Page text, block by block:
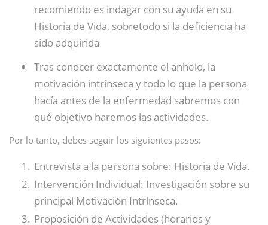
recomiendo es indagar con su ayuda en su
Historia de Vida, sobretodo si la deficiencia ha
sido adquirida
Tras conocer exactamente el anhelo, la
motivación intrínseca y todo lo que la persona
hacía antes de la enfermedad sabremos con
qué objetivo haremos las actividades.
Por lo tanto, debes seguir los siguientes pasos:
Entrevista a la persona sobre: Historia de Vida.
Intervención Individual: Investigación sobre su
principal Motivación Intrínseca.
Proposición de Actividades (horarios y